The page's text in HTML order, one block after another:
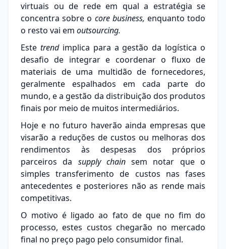
virtuais ou de rede em qual a estratégia se
concentra sobre o core business, enquanto todo
o resto vai em outsourcing.
Este trend implica para a gestão da logística o
desafio de integrar e coordenar o fluxo de
materiais de uma multidão de fornecedores,
geralmente espalhados em cada parte do
mundo, e a gestão da distribuição dos produtos
finais por meio de muitos intermediários.
Hoje e no futuro haverão ainda empresas que
visarão a reduções de custos ou melhoras dos
rendimentos às despesas dos próprios
parceiros da supply chainsem notar que o
simples transferimento de custos nas fases
antecedentes e posteriores não as rende mais
competitivas.
O motivo é ligado ao fato de que no fim do
processo, estes custos chegarão no mercado
final no preço pago pelo consumidor final.